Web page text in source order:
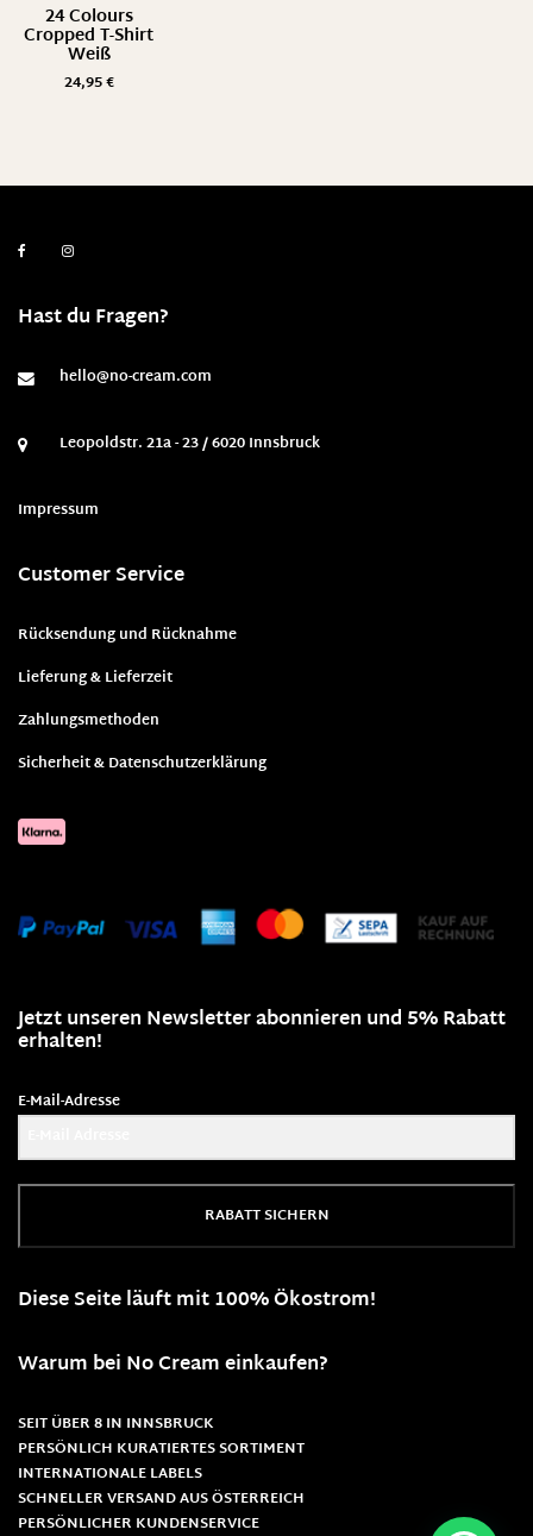
24 Colours
Cropped T-Shirt
Weiß
24,95€
Hast du Fragen?
hello@no-cream.com
Leopoldstr. 21a - 23 / 6020 Innsbruck
Impressum
Customer Service
Rücksendung und Rücknahme
Lieferung & Lieferzeit
Zahlungsmethoden
Sicherheit & Datenschutzerklärung
Jetzt unseren Newsletter abonnieren und 5% Rabatt
erhalten!
E-Mail-Adresse
RABATT SICHERN
Diese Seite läuft mit 100% Ökostrom!
Warum bei No Cream einkaufen?
SEIT ÜBER 8 IN INNSBRUCK
PERSÖNLICH KURATIERTES SORTIMENT
INTERNATIONALE LABELS
SCHNELLER VERSAND AUS ÖSTERREICH
PERSÖNLICHER KUNDENSERVICE